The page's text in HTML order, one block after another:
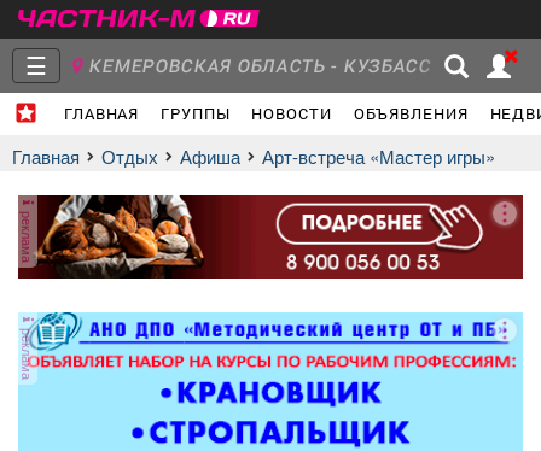
☰ КЕМЕРОВСКАЯ ОБЛАСТЬ - КУЗБАСС
ГЛАВНАЯ ГРУППЫ НОВОСТИ ОБЪЯВЛЕНИЯ
Объявления Недвижимость Услуги
Главная Отдых афиша Арт-встреча «Мастер игры»
реклама
реклама